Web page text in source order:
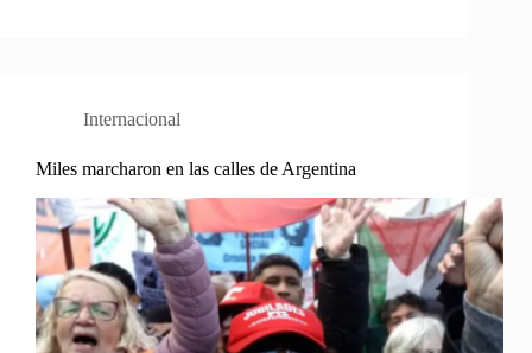
Internacional
Miles marcharon en las calles de Argentina